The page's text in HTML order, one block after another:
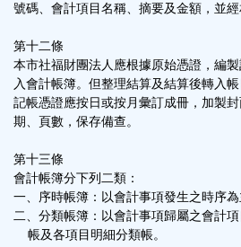
號碼、會計項目名稱、摘要及金額，並經
第十二條
本市社福財團法人應根據原始憑證，編
入會計帳簿。但整理結算及結算後轉入
記帳憑證應按日或按月彙訂成冊，加製
期、頁數，保存備查。
第十三條
會計帳簿分下列二類：
一、序時帳簿：以會計事項發生之時序為
二、分類帳簿：以會計事項歸屬之會計
帳及各項目明細分類帳。